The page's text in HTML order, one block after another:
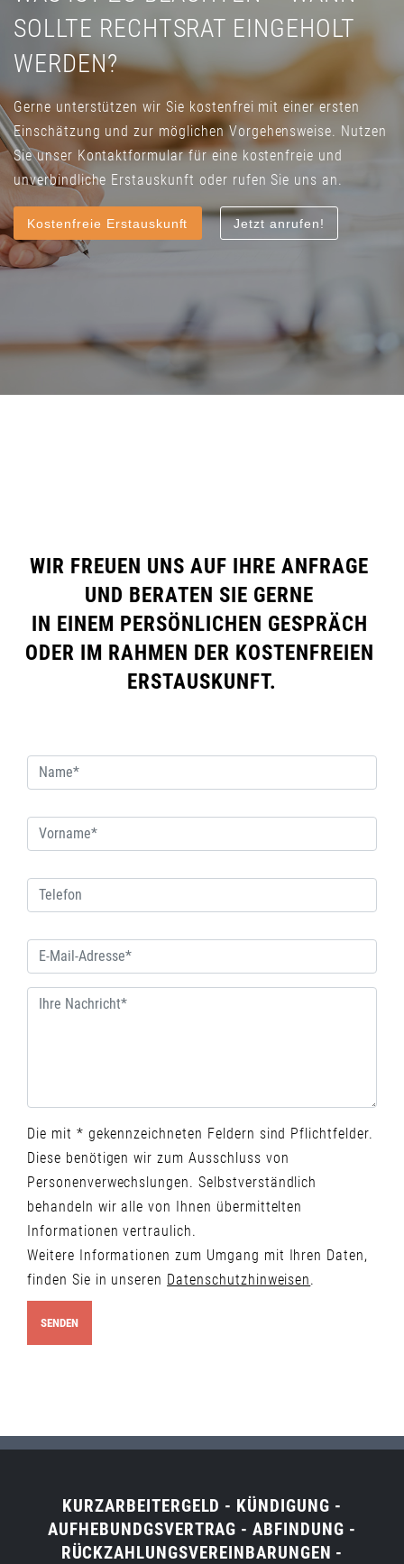
SOLLTE RECHTSRAT EINGEHOLT
WERDEN?
Gerne unterstützen wir Sie kostenfrei mit einer ersten
Einschätzung und zur möglichen Vorgehensweise. Nutzen
Sie unser Kontaktformular für eine kostenfreie und
unverbindliche Erstauskunft oder rufen Sie uns an.
Kostenfreie Erstauskunft Jetzt anrufen!
WIR FREUEN UNS AUF IHRE ANFRAGE
UND BERATEN SIE GERNE
IN EINEM PERSÖNLICHEN GESPRÄCH
ODER IM RAHMEN DER KOSTENFREIEN
ERSTAUSKUNFT.
Die mit * gekennzeichneten Feldern sind Pflichtfelder.
Diese benötigen wir zum Ausschluss von
Personenverwechslungen. Selbstverständlich
behandeln wir alle von Ihnen übermittelten
Informationen vertraulich.
Weitere Informationen zum Umgang mit Ihren Daten,
finden Sie in unseren Datenschutzhinweisen.
KURZARBEITERGELD - KÜNDIGUNG -
AUFHEBUNDGSVERTRAG - ABFINDUNG -
RÜCKZAHLUNGSVEREINBARUNGEN -